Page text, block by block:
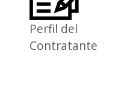
Perfil del
Contratante